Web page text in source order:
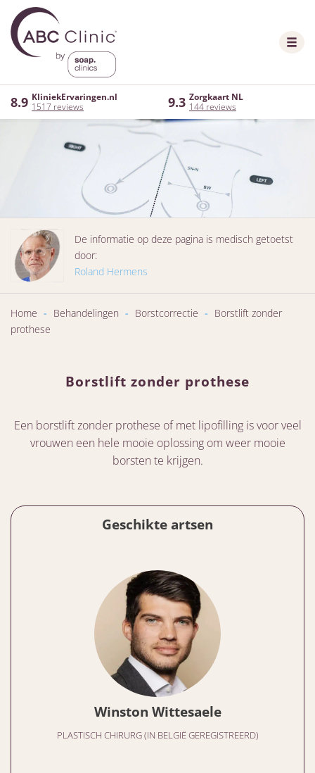
8.9 KliniekErvaringen.nl
1517 reviews
9.3 Zorgkaart NL
144 reviews
De informatie op deze pagina is medisch getoetst
door:
Roland Hermens
Home - Behandelingen - Borstcorrectie - Borstlift zonder
prothese
Borstlift zonder prothese
Een borstlift zonder prothese of met lipofilling is voor veel
vrouwen een hele mooie oplossing om weer mooie
borsten te krijgen.
Geschikte artsen
Winston Wittesaele
PLASTISCH CHIRURG (IN BELGIË GEREGISTREERD)